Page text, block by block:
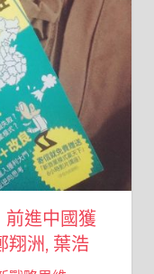
前進中國獲
翔洲, 葉浩